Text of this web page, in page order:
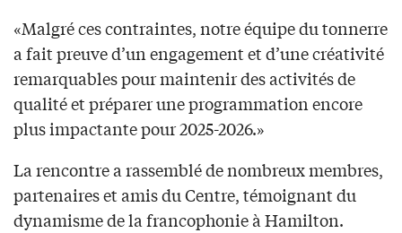
«Malgré ces contraintes, notre équipe du tonnerre
a fait preuve d’un engagement et d’une créativité
remarquables pour maintenir des activités de
qualité et préparer une programmation encore
plus impactante pour 2025-2026.»
La rencontre a rassemblé de nombreux membres,
partenaires et amis du Centre, témoignant du
dynamisme de la francophonie à Hamilton.